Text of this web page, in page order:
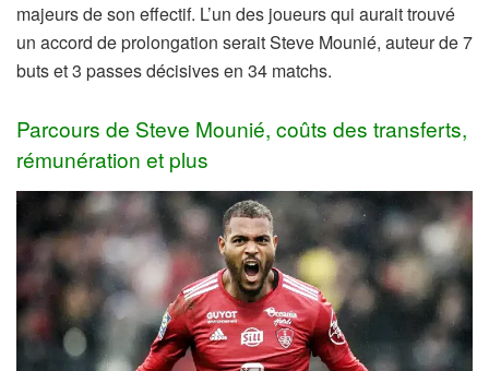
majeurs de son effectif. L’un des joueurs qui aurait trouvé
un accord de prolongation serait Steve Mounié, auteur de 7
buts et 3 passes décisives en 34 matchs.
Parcours de Steve Mounié, coûts des transferts,
rémunération et plus